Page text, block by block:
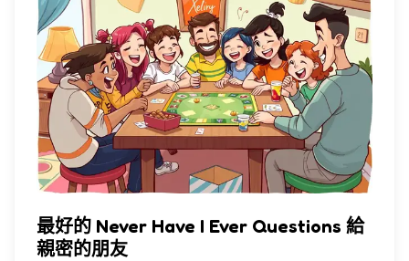
最好的 Never Have I Ever Questions 給
親密的朋友